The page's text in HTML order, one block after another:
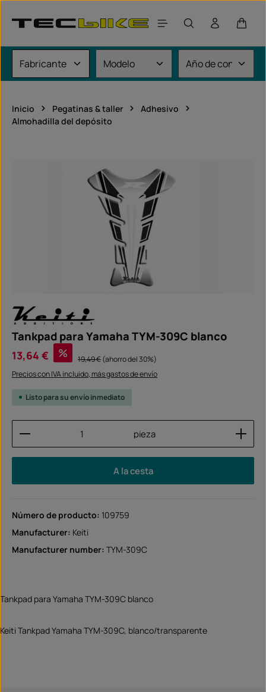
El
Inicio Pegatinas & taller
Adhesivo
Almohadilla del depósito
Omitir galería de imágenes
Tankpad para Yamaha TYM-309C blanco
Precio de venta:
13,64 € % Precio normal:
19,49 €(ahorro del 30%)
Precios con IVA incluido, más gastos de envío
Listo para su envío inmediato
Cantidad del producto: introduce la cantidad
pieza
A la cesta
Número de producto: 109759
Manufacturer: Keiti
Manufacturer number: TYM-309C
Tankpad para Yamaha TYM-309C blanco
Keiti Tankpad Yamaha TYM-309C, blanco/transparente